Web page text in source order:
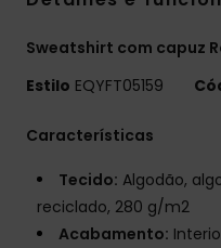
Sweatshirt com capuz
Estilo EQYFT05159
Características
Tecido: Algodão,
reciclado, 280 g/m2
Acabamento: